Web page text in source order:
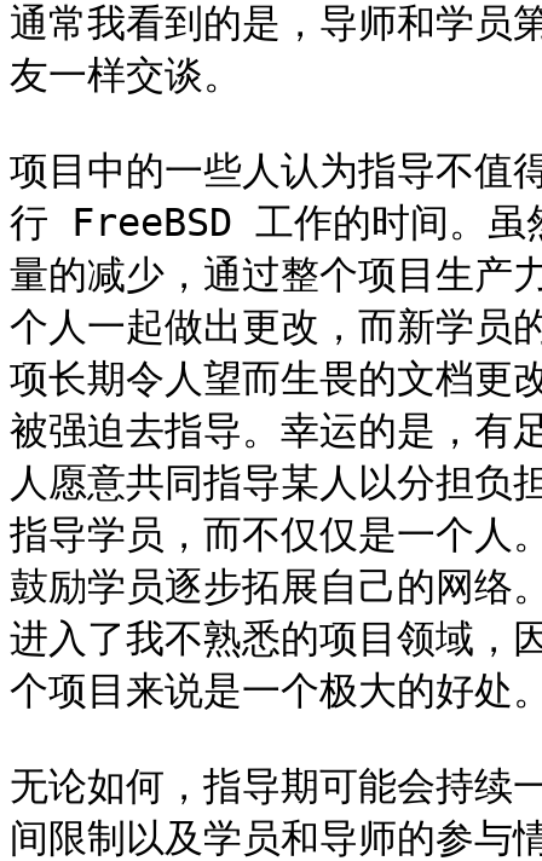
通常我看到的是，导师和学员
友一样交谈。
项目中的一些人认为指导不值
行 FreeBSD 工作的时间。虽
量的减少，通过整个项目生产
个人一起做出更改，而新学员
项长期令人望而生畏的文档更
被强迫去指导。幸运的是，有
人愿意共同指导某人以分担负
指导学员，而不仅仅是一个人
鼓励学员逐步拓展自己的网络
进入了我不熟悉的项目领域，
个项目来说是一个极大的好处
无论如何，指导期可能会持续
间限制以及学员和导师的参与